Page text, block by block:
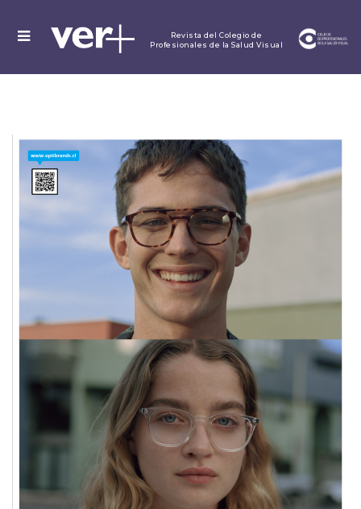
MENU
Revista del Colegio de
Profesionales de la Salud Visual